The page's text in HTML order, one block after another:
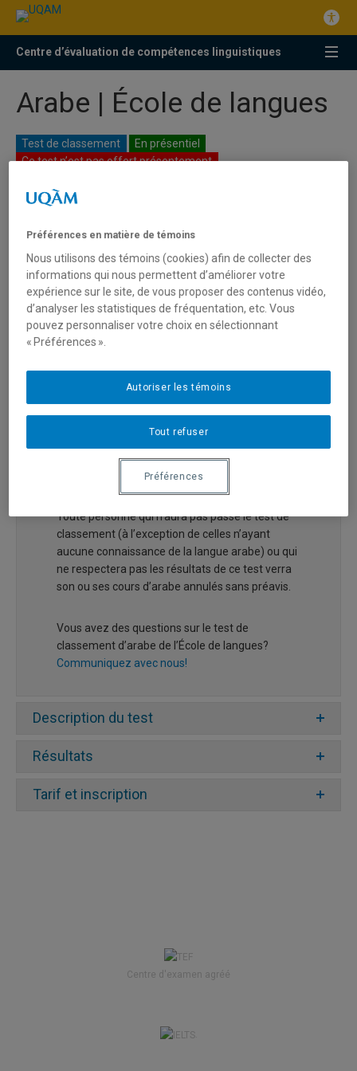
Centre d’évaluation de compétences linguistiques
Arabe | École de langues
Test de classement
En présentiel
Ce test n’est pas offert présentement
Clientèle visée
Ce test de classement estobligatoirepour tous
les étudiants qui ont des connaissances de la
langue arabe et qui s’inscrivent à un cours
d’arabe à l’École de langues pour la première
fois. Ils sont tenus de choisir leurs cours selon les
résultats de ce test. Ces résultats sont valides
Toutefois, les personnes qui
classement et elles peuvent s’inscrire
directement au coursARA1100
Toute personne qui n’aura pas passé le test de
classement (à l’exception de celles n’ayant
aucune connaissance de la langue arabe) ou qui
ne respectera pas les résultats de ce test verra
son ou ses cours d’arabe annulés sans préavis.
Vous avez des questions sur le test de
classement d’arabe de l’École de langues?
Communiquez avec nous!
Description du test
Tâche
Choisir les bons mots ou les bonnes
Résultats
Tarif et inscription
Centre d'examen agréé
Préférences en matière de témoins
Nous utilisons des témoins (cookies) afin de collecter des
informations qui nous permettent d’améliorer votre
expérience sur le site, de vous proposer des contenus vidéo,
d’analyser les statistiques de fréquentation, etc. Vous
pouvez personnaliser votre choix en sélectionnant
« Préférences ».
Tout refuser
Autoriser les témoins
Préférences